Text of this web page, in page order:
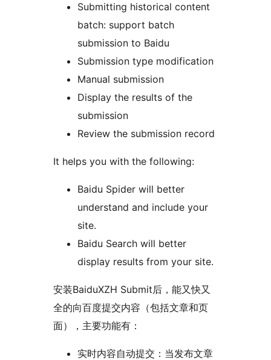
Submitting historical content
batch: support batch
submission to Baidu
Submission type modification
Manual submission
Display the results of the
submission
Review the submission record
It helps you with the following:
Baidu Spider will better
understand and include your
site.
Baidu Search will better
display results from your site.
安装BaiduXZH Submit后，能又快又
全的向百度提交内容（包括文章和页
面），主要功能有：
实时内容自动提交：当发布文章